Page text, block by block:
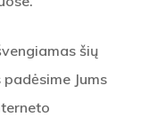
šių
Jums